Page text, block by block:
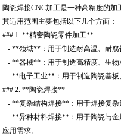
陶瓷焊接CNC加工是一种高精度的加
其适用范围主要包括以下几个方面：
### 1. **精密陶瓷零件加工**
- **领域**：用于制造耐高温、耐腐
- **器械**：用于制造高精度、生物
- **电子工业**：用于制造陶瓷基板
### 2. **陶瓷焊接**
- **复杂结构焊接**：用于焊接复杂
- **异种材料焊接**：用于陶瓷与金
应用需求。